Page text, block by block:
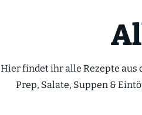
Hier findet ihr alle Rezepte aus
Prep, Salate, Suppen &